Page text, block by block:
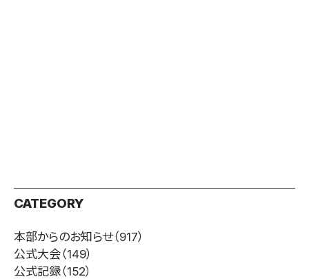
CATEGORY
本部からのお知らせ（917）
公式大会（149）
公式記録（152）